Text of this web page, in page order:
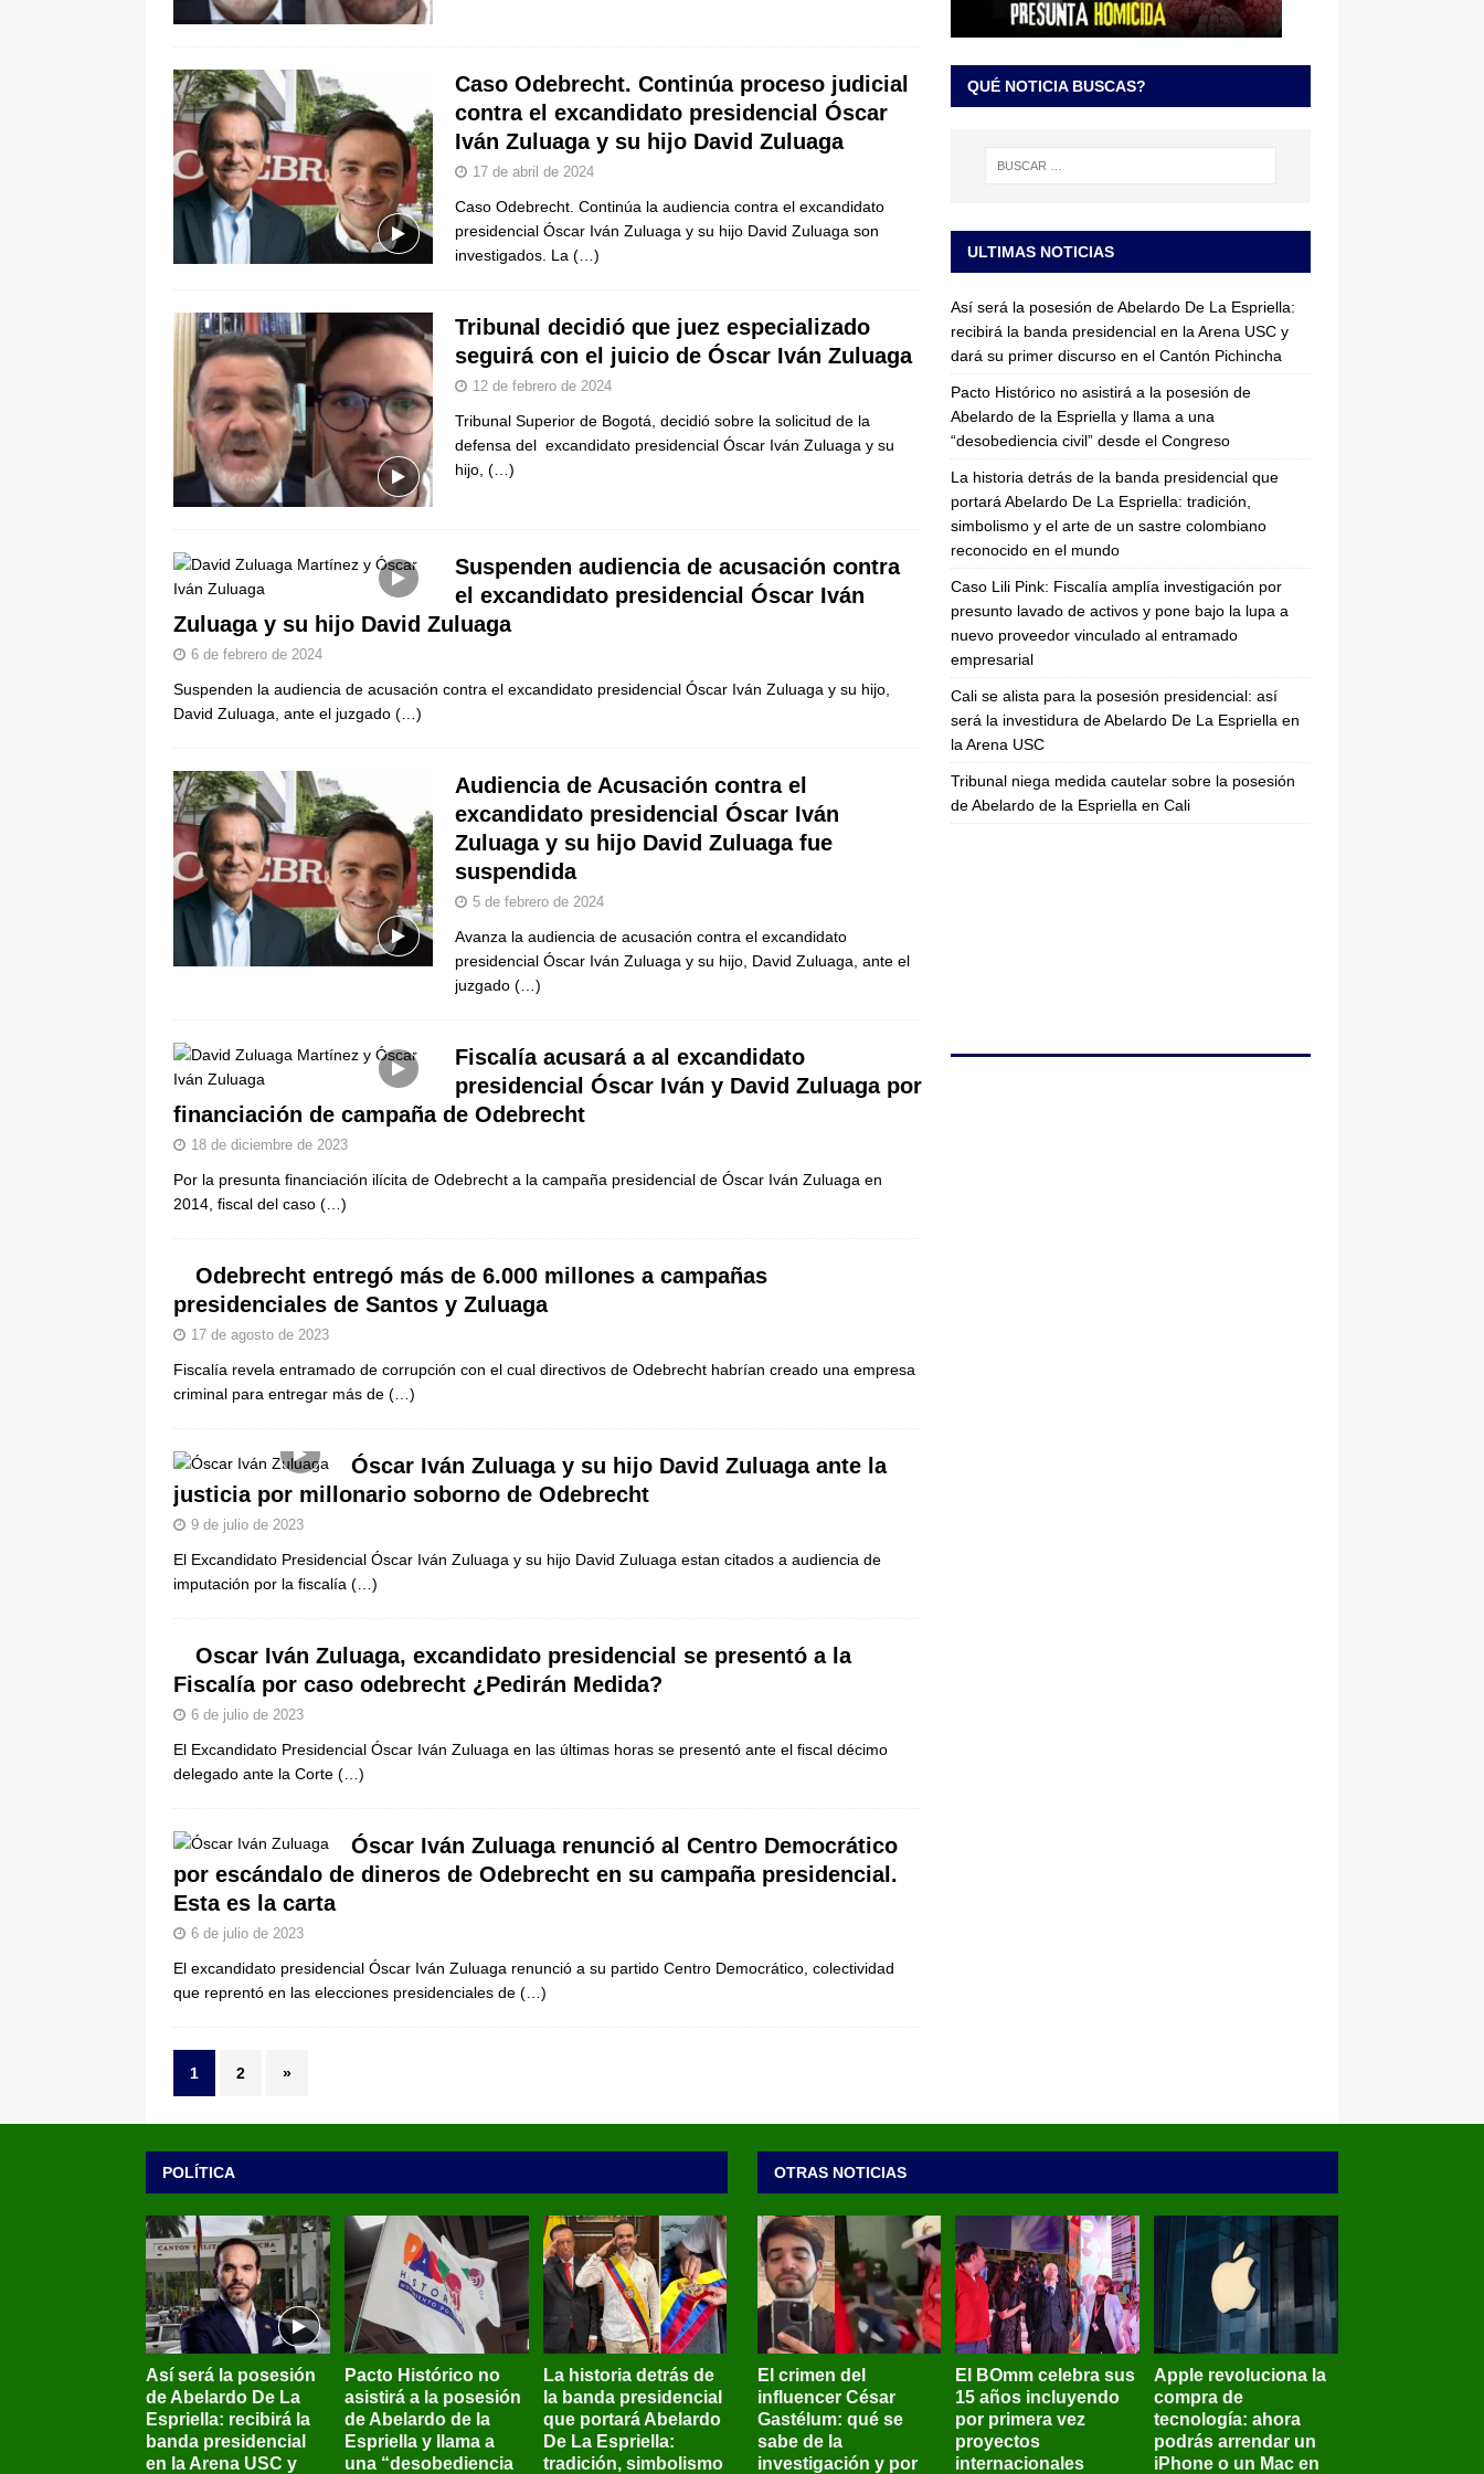
pone bajo la lupa a nuevo proveedor vinculado al entramado empresarial
De La Espriella en la Arena USC LO ÚLTIMO
Caso Odebrecht. Continúa proceso judicial
contra el excandidato presidencial Óscar
Iván Zuluaga y su hijo David Zuluaga
17 de abril de 2024
Caso Odebrecht. Continúa la audiencia contra el excandidato
presidencial Óscar Iván Zuluaga y su hijo David Zuluaga son
investigados. La (…)
Tribunal decidió que juez especializado
seguirá con el juicio de Óscar Iván Zuluaga
12 de febrero de 2024
Tribunal Superior de Bogotá, decidió sobre la solicitud de la
defensa del excandidato presidencial Óscar Iván Zuluaga y su
hijo, (…)
Suspenden audiencia de acusación contra
el excandidato presidencial Óscar Iván
Zuluaga y su hijo David Zuluaga
6 de febrero de 2024
Suspenden la audiencia de acusación contra el excandidato presidencial Óscar Iván Zuluaga y su hijo,
David Zuluaga, ante el juzgado (…)
Audiencia de Acusación contra el
excandidato presidencial Óscar Iván
Zuluaga y su hijo David Zuluaga fue
suspendida
5 de febrero de 2024
Avanza la audiencia de acusación contra el excandidato
presidencial Óscar Iván Zuluaga y su hijo, David Zuluaga, ante el
juzgado (…)
Fiscalía acusará a al excandidato
presidencial Óscar Iván y David Zuluaga por
financiación de campaña de Odebrecht
18 de diciembre de 2023
Por la presunta financiación ilícita de Odebrecht a la campaña presidencial de Óscar Iván Zuluaga en
2014, fiscal del caso (…)
Odebrecht entregó más de 6.000 millones a campañas
presidenciales de Santos y Zuluaga
17 de agosto de 2023
Fiscalía revela entramado de corrupción con el cual directivos de Odebrecht habrían creado una empresa
criminal para entregar más de (…)
Óscar Iván Zuluaga y su hijo David Zuluaga ante la
justicia por millonario soborno de Odebrecht
9 de julio de 2023
El Excandidato Presidencial Óscar Iván Zuluaga y su hijo David Zuluaga estan citados a audiencia de
imputación por la fiscalía (…)
Oscar Iván Zuluaga, excandidato presidencial se presentó a la
Fiscalía por caso odebrecht ¿Pedirán Medida?
6 de julio de 2023
El Excandidato Presidencial Óscar Iván Zuluaga en las últimas horas se presentó ante el fiscal décimo
delegado ante la Corte (…)
Óscar Iván Zuluaga renunció al Centro Democrático
por escándalo de dineros de Odebrecht en su campaña presidencial.
Esta es la carta
6 de julio de 2023
El excandidato presidencial Óscar Iván Zuluaga renunció a su partido Centro Democrático, colectividad
que reprentó en las elecciones presidenciales de (…)
1 2 »
QUÉ NOTICIA BUSCAS?
ULTIMAS NOTICIAS
Así será la posesión de Abelardo De La Espriella:
recibirá la banda presidencial en la Arena USC y
dará su primer discurso en el Cantón Pichincha
Pacto Histórico no asistirá a la posesión de
Abelardo de la Espriella y llama a una
“desobediencia civil” desde el Congreso
La historia detrás de la banda presidencial que
portará Abelardo De La Espriella: tradición,
simbolismo y el arte de un sastre colombiano
reconocido en el mundo
Caso Lili Pink: Fiscalía amplía investigación por
presunto lavado de activos y pone bajo la lupa a
nuevo proveedor vinculado al entramado
empresarial
Cali se alista para la posesión presidencial: así
será la investidura de Abelardo De La Espriella en
la Arena USC
Tribunal niega medida cautelar sobre la posesión
de Abelardo de la Espriella en Cali
POLÍTICA
Así será la posesión
de Abelardo De La
Espriella: recibirá la
banda presidencial
en la Arena USC y
Pacto Histórico no
asistirá a la posesión
de Abelardo de la
Espriella y llama a
una “desobediencia
La historia detrás de
la banda presidencial
que portará Abelardo
De La Espriella:
tradición, simbolismo
OTRAS NOTICIAS
El crimen del
influencer César
Gastélum: qué se
sabe de la
investigación y por
El BOmm celebra sus
15 años incluyendo
por primera vez
proyectos
internacionales
Apple revoluciona la
compra de
tecnología: ahora
podrás arrendar un
iPhone o un Mac en